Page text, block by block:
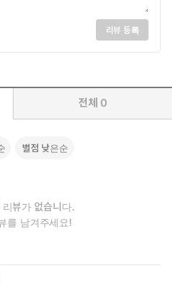
일을 원하게 만들기 때문에, 가장
임 하기 또는 뒤뜰 해먹에 누워
겼고, 보상을 얻을 수 있다는 사실
표를 달성하도록 도울 수 있다.
하여 결과를 달성할 가능성이
연성일 것이다. 변화구처럼 예상
리뷰 등록
전체 0
별점 낮은순
리뷰가 없습니다.
를 남겨주세요!